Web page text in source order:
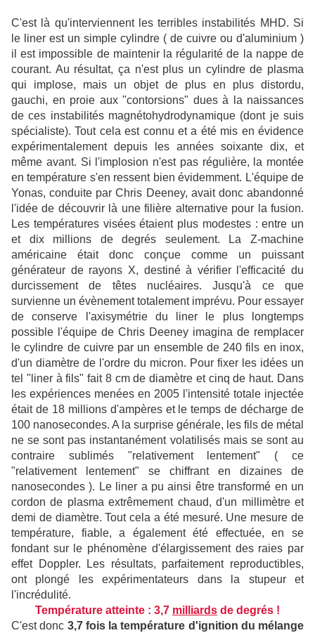
C'est là qu'interviennent les terribles instabilités MHD. Si
le liner est un simple cylindre ( de cuivre ou d'aluminium )
il est impossible de maintenir la régularité de la nappe de
courant. Au résultat, ça n'est plus un cylindre de plasma
qui implose, mais un objet de plus en plus distordu,
gauchi, en proie aux "contorsions" dues à la naissances
de ces instabilités magnétohydrodynamique (dont je suis
spécialiste). Tout cela est connu et a été mis en évidence
expérimentalement depuis les années soixante dix, et
même avant. Si l'implosion n'est pas régulière, la montée
en température s'en ressent bien évidemment. L'équipe de
Yonas, conduite par Chris Deeney, avait donc abandonné
l'idée de découvrir là une filière alternative pour la fusion.
Les températures visées étaient plus modestes : entre un
et dix millions de degrés seulement. La Z-machine
américaine était donc conçue comme un puissant
générateur de rayons X, destiné à vérifier l'efficacité du
durcissement de têtes nucléaires. Jusqu'à ce que
survienne un évènement totalement imprévu. Pour essayer
de conserve l'axisymétrie du liner le plus longtemps
possible l'équipe de Chris Deeney imagina de remplacer
le cylindre de cuivre par un ensemble de 240 fils en inox,
d'un diamètre de l'ordre du micron. Pour fixer les idées un
tel "liner à fils" fait 8 cm de diamètre et cinq de haut. Dans
les expériences menées en 2005 l'intensité totale injectée
était de 18 millions d'ampères et le temps de décharge de
100 nanosecondes. A la surprise générale, les fils de métal
ne se sont pas instantanément volatilisés mais se sont au
contraire sublimés "relativement lentement" ( ce
"relativement lentement" se chiffrant en dizaines de
nanosecondes ). Le liner a pu ainsi être transformé en un
cordon de plasma extrêmement chaud, d'un millimètre et
demi de diamètre. Tout cela a été mesuré. Une mesure de
température, fiable, a également été effectuée, en se
fondant sur le phénomène d'élargissement des raies par
effet Doppler. Les résultats, parfaitement reproductibles,
ont plongé les expérimentateurs dans la stupeur et
l'incrédulité.
Température atteinte : 3,7 milliards de degrés !
C'est donc 3,7 fois la température d'ignition du mélange